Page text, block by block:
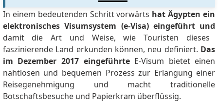
In einem bedeutenden Schritt vorwärts hat Ägypten ein
elektronisches Visumsystem (e-Visa) eingeführt und
damit die Art und Weise, wie Touristen dieses
faszinierende Land erkunden können, neu definiert. Das
im Dezember 2017 eingeführteE-Visum bietet einen
nahtlosen und bequemen Prozess zur Erlangung einer
Reisegenehmigung und macht traditionelle
Botschaftsbesuche und Papierkram überflüssig.